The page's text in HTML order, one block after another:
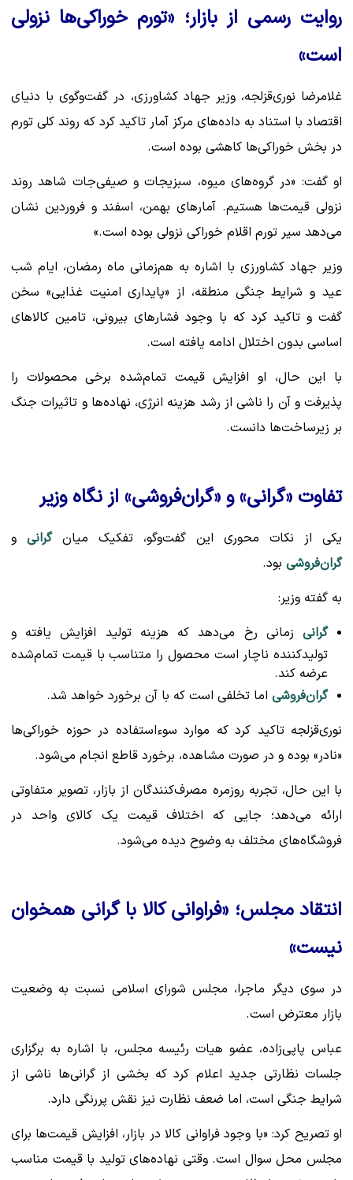
روایت رسمی از بازار؛ «تورم خوراکی‌ها نزولی
است»
غلامرضا نوری‌قزلجه، وزیر جهاد کشاورزی، در گفت‌وگوی با دنیای
اقتصاد با استناد به داده‌های مرکز آمار تاکید کرد که روند کلی تورم
در بخش خوراکی‌ها کاهشی بوده است.
او گفت: «در گروه‌های میوه، سبزیجات و صیفی‌جات شاهد روند
نزولی قیمت‌ها هستیم. آمارهای بهمن، اسفند و فروردین نشان
می‌دهد سیر تورم اقلام خوراکی نزولی بوده است.»
وزیر جهاد کشاورزی با اشاره به هم‌زمانی ماه رمضان، ایام شب
عید و شرایط جنگی منطقه، از «پایداری امنیت غذایی» سخن
گفت و تاکید کرد که با وجود فشارهای بیرونی، تامین کالاهای
اساسی بدون اختلال ادامه یافته است.
با این حال، او افزایش قیمت تمام‌شده برخی محصولات را
پذیرفت و آن را ناشی از رشد هزینه انرژی، نهاده‌ها و تاثیرات جنگ
بر زیرساخت‌ها دانست.
تفاوت «گرانی» و «گران‌فروشی» از نگاه وزیر
یکی از نکات محوری این گفت‌وگو، تفکیک میانگرانی و
گران‌فروشی بود.
به گفته وزیر:
گرانی زمانی رخ می‌دهد که هزینه تولید افزایش یافته و
تولیدکننده ناچار است محصول را متناسب با قیمت تمام‌شده
عرضه کند.
گران‌فروشی اما تخلفی است که با آن برخورد خواهد شد.
نوری‌قزلجه تاکید کرد که موارد سوءاستفاده در حوزه خوراکی‌ها
«نادر» بوده و در صورت مشاهده، برخورد قاطع انجام می‌شود.
با این حال، تجربه روزمره مصرف‌کنندگان از بازار، تصویر متفاوتی
ارائه می‌دهد؛ جایی که اختلاف قیمت یک کالای واحد در
فروشگاه‌های مختلف به وضوح دیده می‌شود.
انتقاد مجلس؛ «فراوانی کالا با گرانی همخوان
نیست»
در سوی دیگر ماجرا، مجلس شورای اسلامی نسبت به وضعیت
بازار معترض است.
عباس پاپی‌زاده، عضو هیات رئیسه مجلس، با اشاره به برگزاری
جلسات نظارتی جدید اعلام کرد که بخشی از گرانی‌ها ناشی از
شرایط جنگی است، اما ضعف نظارت نیز نقش پررنگی دارد.
او تصریح کرد: «با وجود فراوانی کالا در بازار، افزایش قیمت‌ها برای
مجلس محل سوال است. وقتی نهاده‌های تولید با قیمت مناسب